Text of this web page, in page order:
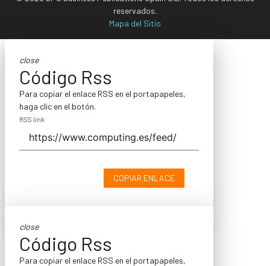
reservados.
Mapa del Sitio
close
Código Rss
Para copiar el enlace RSS en el portapapeles,
haga clic en el botón.
RSS link
COPIAR ENLACE
close
Código Rss
Para copiar el enlace RSS en el portapapeles,